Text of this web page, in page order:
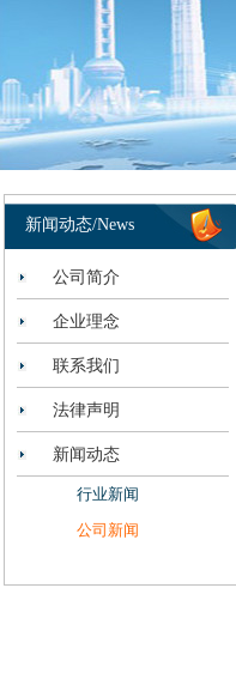
新闻动态/News
公司简介
企业理念
联系我们
法律声明
新闻动态
行业新闻
公司新闻